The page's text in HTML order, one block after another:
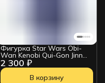
2 300 ₽
Фигурка Star Wars Obi-
Wan Kenobi Qui-Gon Jinn
6210425
В корзину